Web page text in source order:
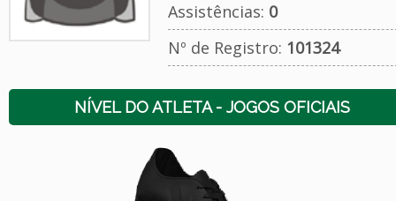
Assistências: 0
Nº de Registro: 101324
NÍVEL DO ATLETA - JOGOS OFICIAIS